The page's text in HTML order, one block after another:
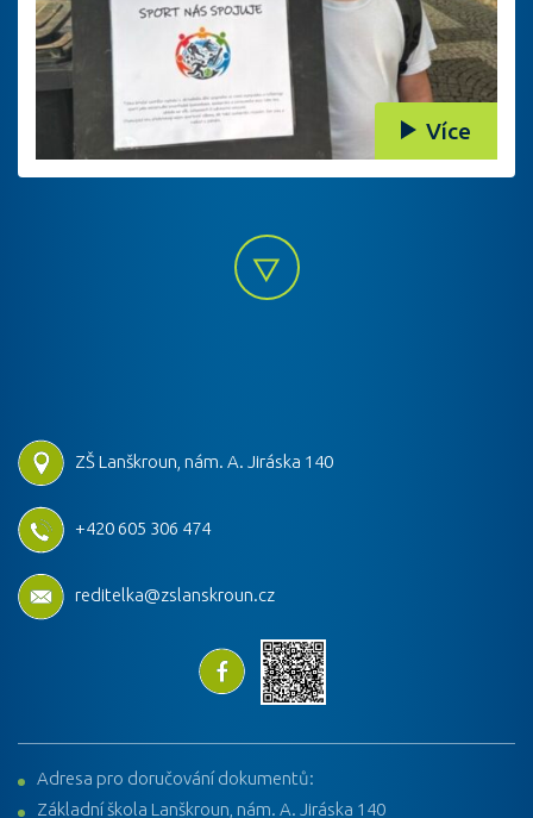
Více
ZŠ Lanškroun, nám. A. Jiráska 140
+420 605 306 474
reditelka@zslanskroun.cz
Adresa pro doručování dokumentů:
Základní škola Lanškroun, nám. A. Jiráska 140